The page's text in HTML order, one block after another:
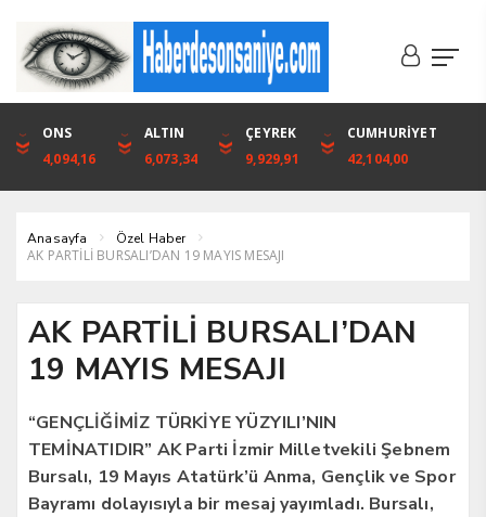
DOLAR
46,1316
EURO
53,3001
ALTIN
6,073,34
BIST
1.720,92
ONS
4,094,16
ALTIN
6,073,34
ÇEYREK
9,929,91
CUMHURİYET
42,104,00
Anasayfa Özel Haber
AK PARTİLİ BURSALI’DAN 19 MAYIS MESAJI
AK PARTİLİ BURSALI’DAN
19 MAYIS MESAJI
“GENÇLİĞİMİZ TÜRKİYE YÜZYILI’NIN
TEMİNATIDIR” AK Parti İzmir Milletvekili Şebnem
Bursalı, 19 Mayıs Atatürk’ü Anma, Gençlik ve Spor
Bayramı dolayısıyla bir mesaj yayımladı. Bursalı,